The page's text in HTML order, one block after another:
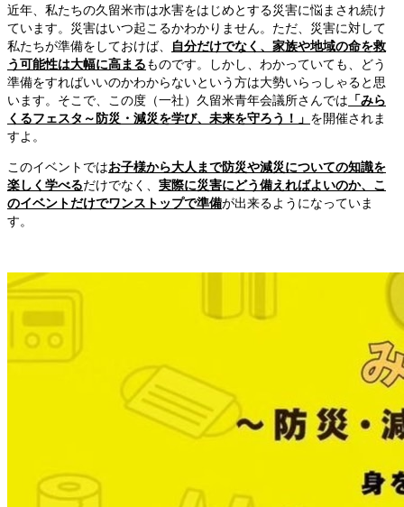
近年、私たちの久留米市は水害をはじめとする災害に悩まされ続け
ています。災害はいつ起こるかわかりません。ただ、災害に対して
私たちが準備をしておけば、
自分だけでなく、家族や地域の命を救
う可能性は大幅に高まるものです。しかし、わかっていても、どう
準備をすればいいのかわからないという方は大勢いらっしゃると思
います。そこで、この度（一社）久留米青年会議所さんでは 「みら
くるフェスタ～防災・減災を学び、未来を守ろう！」 を開催されま
すよ。
このイベントではお子様から大人まで防災や減災についての知識を
楽しく学べるだけでなく、 実際に災害にどう備えればよいのか、こ
のイベントだけでワンストップで準備が出来るようになっていま
す。